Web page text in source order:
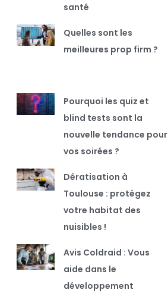
santé
Quelles sont les
meilleures prop firm ?
Pourquoi les quiz et
blind tests sont la
nouvelle tendance pour
vos soirées ?
Dératisation à
Toulouse : protégez
votre habitat des
nuisibles !
Avis Coldraid : Vous
aide dans le
développement